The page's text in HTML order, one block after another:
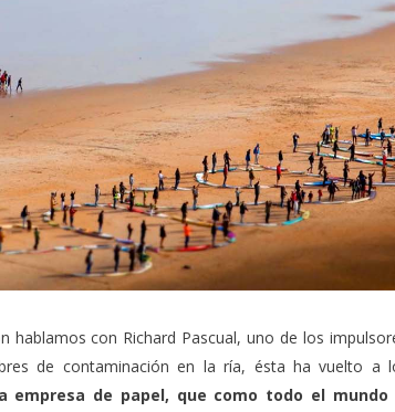
hablamos con Richard Pascual, uno de los
de contaminación en la ría, ésta ha vuelto a
empresa de papel, que como todo el